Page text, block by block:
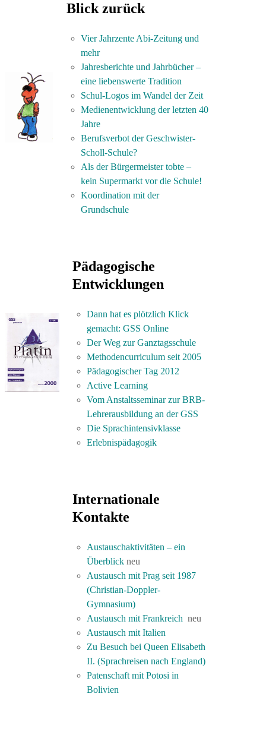
Blick zurück
Vier Jahrzente Abi-Zeitung und
mehr
Jahresberichte und Jahrbücher –
eine liebenswerte Tradition
Schul-Logos im Wandel der Zeit
Medienentwicklung der letzten 40
Jahre
Berufsverbot der Geschwister-
Scholl-Schule?
Als der Bürgermeister tobte –
kein Supermarkt vor die Schule!
Koordination mit der
Grundschule
Pädagogische
Entwicklungen
Dann hat es plötzlich Klick
gemacht: GSS Online
Der Weg zur Ganztagsschule
Methodencurriculum seit 2005
Pädagogischer Tag 2012
Active Learning
Vom Anstaltsseminar zur BRB-
Lehrerausbildung an der GSS
Die Sprachintensivklasse
Erlebnispädagogik
Internationale
Kontakte
Austauschaktivitäten – ein
Überblickneu
Austausch mit Prag seit 1987
(Christian-Doppler-
Gymnasium)
Austausch mit Frankreich neu
Austausch mit Italien
Zu Besuch bei Queen Elisabeth
II. (Sprachreisen nach England)
Patenschaft mit Potosi in
Bolivien